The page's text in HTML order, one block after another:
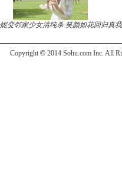
变邻家少女清纯杀 笑颜如花回归真我
Copyright © 2014 Sohu.com Inc. All